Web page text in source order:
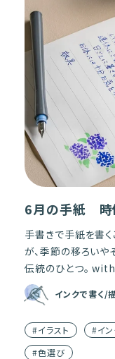
6月の手紙 時
手書きで手紙を書
が、季節の移ろい
伝統のひとつ。
しめる、プライベ
インクで書く/
#イラスト #イン
#色選び